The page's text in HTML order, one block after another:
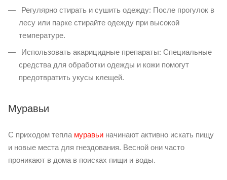
Регулярно стирать и сушить одежду: После прогулок в
лесу или парке стирайте одежду при высокой
температуре.
Использовать акарицидные препараты: Специальные
средства для обработки одежды и кожи помогут
предотвратить укусы клещей.
Муравьи
С приходом тепла муравьи начинают активно искать пищу
и новые места для гнездования. Весной они часто
проникают в дома в поисках пищи и воды.